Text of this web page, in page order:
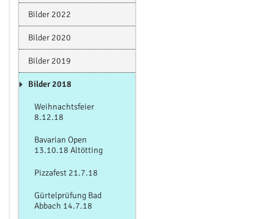
Bilder 2022
Bilder 2020
Bilder 2019
Bilder 2018
Weihnachtsfeier
8.12.18
Bavarian Open
13.10.18 Altötting
Pizzafest 21.7.18
Gürtelprüfung Bad
Abbach 14.7.18